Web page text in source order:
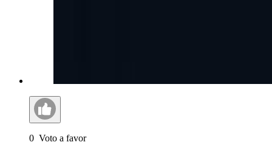
0 Voto a favor